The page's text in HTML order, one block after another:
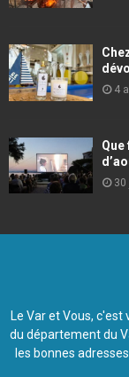
4
30
Le Var et Vous,
du département du
les bonnes